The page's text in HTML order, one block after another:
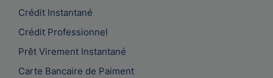
Crédit Instantané
Crédit Professionnel
Prêt Virement Instantané
Carte Bancaire de Paiment